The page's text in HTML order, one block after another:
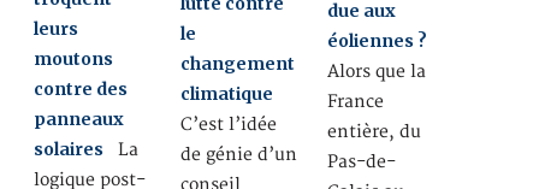
leurs
moutons
contre des
panneaux
solaires La
logique post-
le
changement
climatique
C’est l’idée
de génie d’un
conseil
due aux
éoliennes ?
Alors que la
France
entière, du
Pas-de-